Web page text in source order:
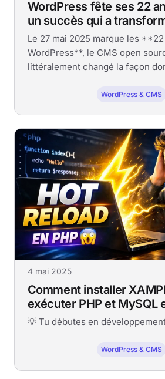
WordPress fête ses 22
un succès qui a
Le 27 mai 2025 marque les **22
WordPress**, le CMS open
littéralement changé la façon
WordPress & CMS
4 mai 2025
Comment installer
exécuter PHP et MySQL
💡 Tu débutes en
WordPress & CMS